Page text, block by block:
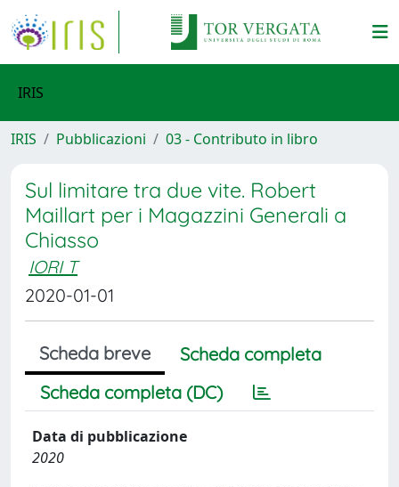
IRIS
IRIS Pubblicazioni 03 - Contributo in libro
Sul limitare tra due vite. Robert
Maillart per i Magazzini Generali a
Chiasso
IORI T
2020-01-01
Scheda breve
Scheda completa
Scheda completa (DC)
Data di pubblicazione
2020